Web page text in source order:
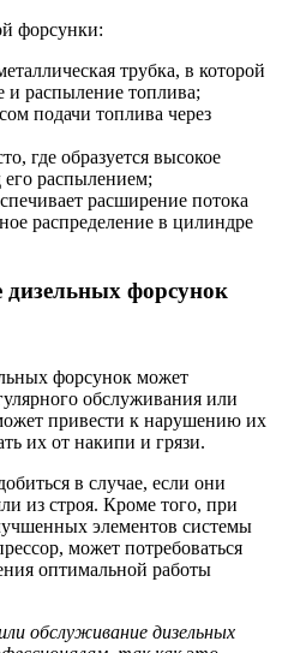
форсунки:
трубка, в которой
и распыление топлива;
подачи топлива через
где образуется высокое
его распылением;
расширение потока
распределение в цилиндре
дизельных форсунок
форсунок может
обслуживания или
привести к нарушению их
их от накипи и грязи.
в случае, если они
из строя. Кроме того, при
элементов системы
может потребоваться
оптимальной работы
обслуживание дизельных